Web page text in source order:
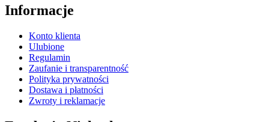
Informacje
Konto klienta
Ulubione
Regulamin
Zaufanie i transparentność
Polityka prywatności
Dostawa i płatności
Zwroty i reklamacje